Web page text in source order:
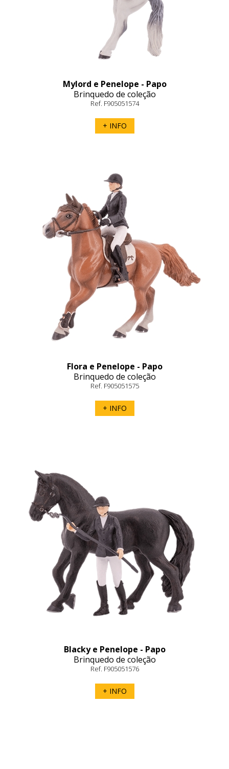
Mylord e Penelope - Papo
Brinquedo de coleção
Ref. F905051574
+ INFO
Flora e Penelope - Papo
Brinquedo de coleção
Ref. F905051575
+ INFO
Blacky e Penelope - Papo
Brinquedo de coleção
Ref. F905051576
+ INFO